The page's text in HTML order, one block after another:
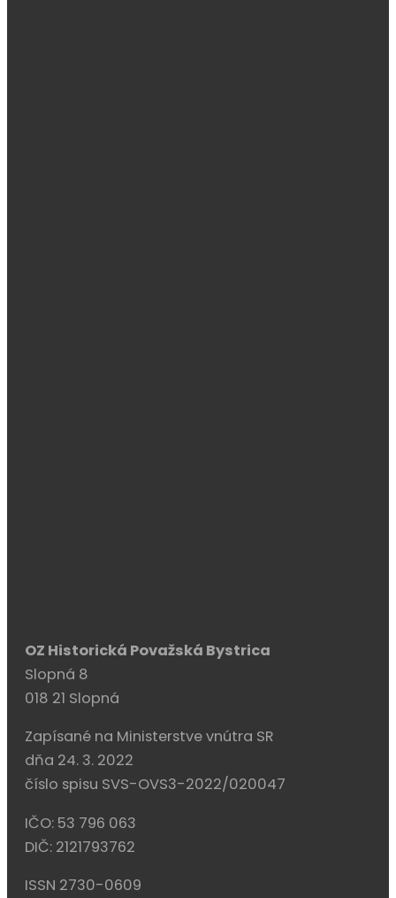
OZ Historická Považská Bystrica
Slopná 8
018 21 Slopná
Zapísané na Ministerstve vnútra SR
dňa 24. 3. 2022
číslo spisu SVS-OVS3-2022/020047
IČO: 53 796 063
DIČ: 2121793762
ISSN 2730-0609